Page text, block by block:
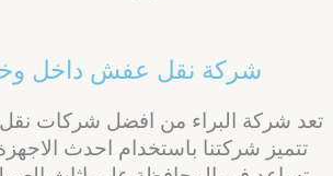
شركة نقل عفش داخل
تعد شركة البراء من افضل شركات نقل
تتميز شركتنا باستخدام احدث